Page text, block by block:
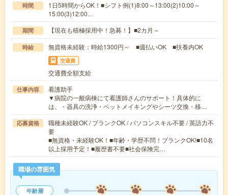
時間
1日5時間からOK！■シフト例(1)8:00～13:00(2)10:00～
15:00(3)12:00…
期間 【現在も積極採用中！急募！】■2カ月～
時給 無資格未経験：時給1300円～ ■週払いOK ■扶養内OK
交通費
交通費全額支給
仕事内容
看護助手
▼病院の一般病棟にて看護師さんのサポート！具体的に
は、・器具の洗浄・ベットメイキングやシーツ交換・移…
応募資格
職種未経験OK / ブランクOK / パソコンスキル不要 / 英語力不
要
■無資格・未経験OK！■年齢・学歴不問！ブランクOK!■10名
以上採用予定！■履歴書不要■社会保険完…
職場の雰囲気
年齢層